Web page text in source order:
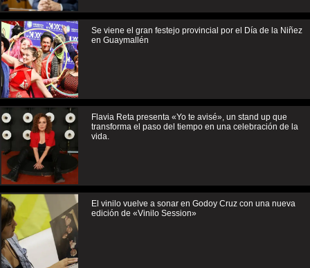
Se viene el gran festejo provincial por el Día de la Niñez
en Guaymallén
Flavia Reta presenta «Yo te avisé», un stand up que
transforma el paso del tiempo en una celebración de la
vida.
El vinilo vuelve a sonar en Godoy Cruz con una nueva
edición de «Vinilo Session»